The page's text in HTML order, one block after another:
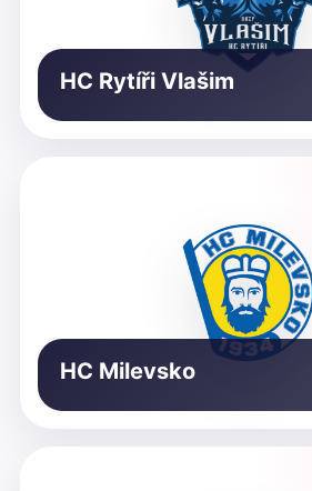
HC Rytíři Vlašim
HC Milevsko